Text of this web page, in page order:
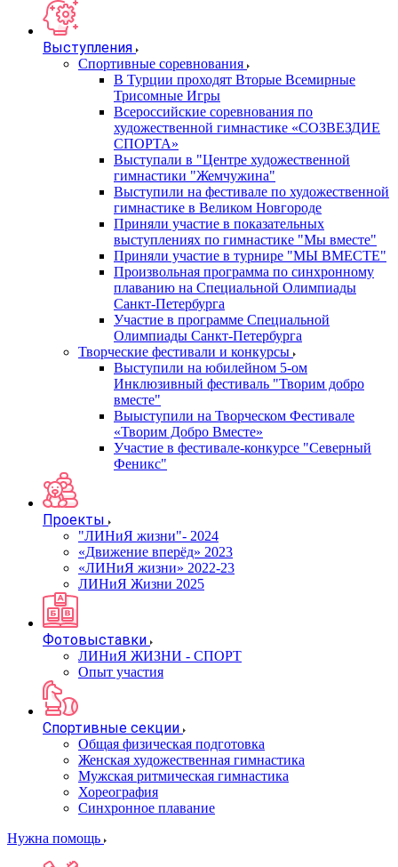
Выступления
Спортивные соревнования
В Турции проходят Вторые Всемирные
Трисомные Игры
Всероссийские соревнования по
художественной гимнастике «СОЗВЕЗДИЕ
СПОРТА»
Выступали в "Центре художественной
гимнастики "Жемчужина"
Выступили на фестивале по художественной
гимнастике в Великом Новгороде
Приняли участие в показательных
выступлениях по гимнастике "Мы вместе"
Приняли участие в турнире "МЫ ВМЕСТЕ"
Произвольная программа по синхронному
плаванию на Специальной Олимпиады
Санкт-Петербурга
Участие в программе Специальной
Олимпиады Санкт-Петербурга
Творческие фестивали и конкурсы
Выступили на юбилейном 5-ом
Инклюзивный фестиваль "Творим добро
вместе"
Выыступили на Творческом Фестивале
«Творим Добро Вместе»
Участие в фестивале-конкурсе "Северный
Феникс"
Проекты
"ЛИНиЯ жизни"- 2024
«Движение вперёд» 2023
«ЛИНиЯ жизни» 2022-23
ЛИНиЯ Жизни 2025
Фотовыставки
ЛИНиЯ ЖИЗНИ - СПОРТ
Опыт участия
Спортивные секции
Общая физическая подготовка
Женская художественная гимнастика
Мужская ритмическая гимнастика
Хореография
Синхронное плавание
Нужна помощь